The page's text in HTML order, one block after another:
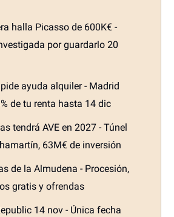
halla Picasso de 600K€ -
por guardarlo 20
ayuda alquiler - Madrid
de tu renta hasta 14 dic
tendrá AVE en 2027 - Túnel
63M€ de inversión
de la Almudena - Procesión,
gratis y ofrendas
14 nov - Única fecha